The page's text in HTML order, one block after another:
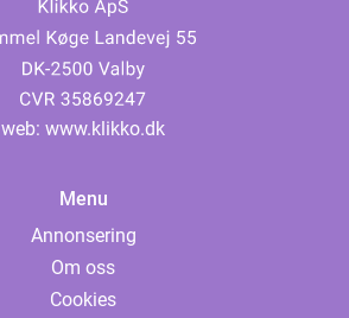
web: www.klikko.dk
Menu
Annonsering
Om oss
Cookies